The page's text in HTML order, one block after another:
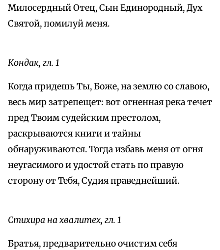
Милосердный Отец, Сын Единородный, Дух
Святой, помилуй меня.
Кондак, гл. 1
Когда придешь Ты, Боже, на землю со славою,
весь мир затрепещет: вот огненная река течет
пред Твоим судейским престолом,
раскрываются книги и тайны
обнаруживаются. Тогда избавь меня от огня
неугасимого и удостой стать по правую
сторону от Тебя, Судия праведнейший.
Стихира на хвалитех, гл. 1
Братья, предварительно очистим себя